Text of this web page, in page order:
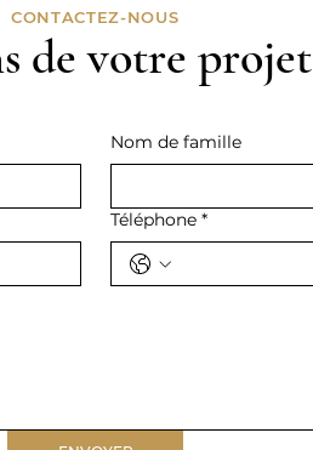
CONTACTEZ-NOUS
de votre projet
Nom de famille
Téléphone *